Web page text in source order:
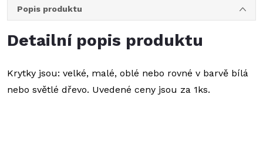
Popis produktu
Detailní popis produktu
Krytky jsou: velké, malé, oblé nebo rovné v barvě bílá
nebo světlé dřevo. Uvedené ceny jsou za 1ks.